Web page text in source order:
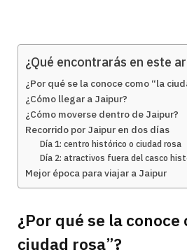
¿Qué encontrarás en este
¿Por qué se la conoce como “la
¿Cómo llegar a Jaipur?
¿Cómo moverse dentro de Jaipur?
Recorrido por Jaipur en dos días
Día 1: centro histórico o ciudad rosa
Día 2: atractivos fuera del casco
Mejor época para viajar a Jaipur
¿Por qué se la conoce
ciudad rosa”?